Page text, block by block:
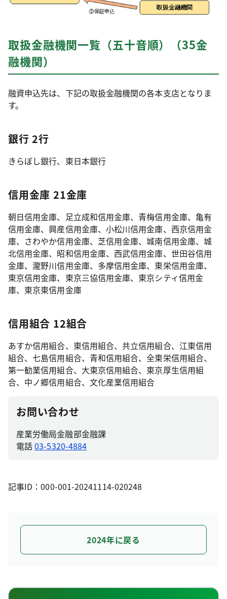
取扱金融機関一覧（五十音順）（35金
融機関）
融資申込先は、下記の取扱金融機関の各本支店となりま
す。
銀行 2行
きらぼし銀行、東日本銀行
信用金庫 21金庫
朝日信用金庫、足立成和信用金庫、青梅信用金庫、亀有
信用金庫、興産信用金庫、小松川信用金庫、西京信用金
庫、さわやか信用金庫、芝信用金庫、城南信用金庫、城
北信用金庫、昭和信用金庫、西武信用金庫、世田谷信用
金庫、瀧野川信用金庫、多摩信用金庫、東栄信用金庫、
東京信用金庫、東京三協信用金庫、東京シティ信用金
庫、東京東信用金庫
信用組合 12組合
あすか信用組合、東信用組合、共立信用組合、江東信用
組合、七島信用組合、青和信用組合、全東栄信用組合、
第一勧業信用組合、大東京信用組合、東京厚生信用組
合、中ノ郷信用組合、文化産業信用組合
お問い合わせ
産業労働局金融部金融課
電話03-5320-4884
記事ID：000-001-20241114-020248
2024年に戻る